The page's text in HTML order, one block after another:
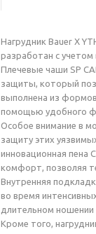
Нагрудник Bauer X
разработан с
Плечевые чаши SP
защиты, который
выполнена из
помощью удобного
Особое внимание в
защиту этих
инновационная пена
комфорт, позволяя
Внутренняя
во время
длительном ношении
Кроме того,